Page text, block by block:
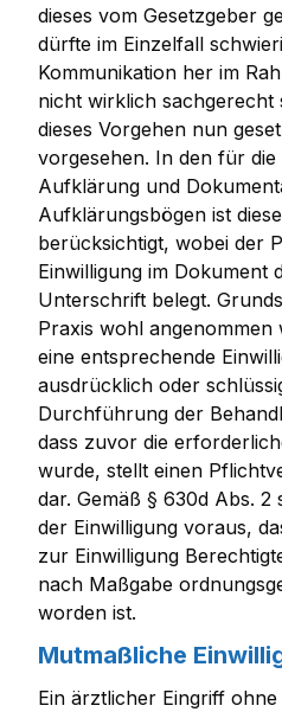
dieses vom Gesetzgeber
dürfte im Einzelfall
Kommunikation her im
nicht wirklich sachgerecht
dieses Vorgehen nun
vorgesehen. In den für
Aufklärung und
Aufklärungsbögen ist
berücksichtigt, wobei der
Einwilligung im Dokument
Unterschrift belegt.
Praxis wohl angenommen
eine entsprechende
ausdrücklich oder
Durchführung der
dass zuvor die
wurde, stellt einen
dar. Gemäß § 630d Abs. 2
der Einwilligung voraus,
zur Einwilligung
nach Maßgabe
worden ist.
Mutmaßliche
Ein ärztlicher Eingriff